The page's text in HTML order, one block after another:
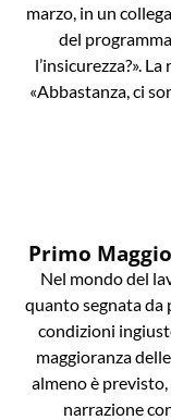
marzo, in un
del
l’insicurezza?».
«Abbastanza, ci
Primo
Nel mondo del
quanto segnata da
condizioni
maggioranza
almeno è
narrazione